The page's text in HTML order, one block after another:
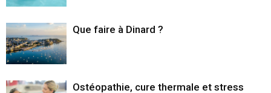
Que faire à Dinard ?
Ostéopathie, cure thermale et stress